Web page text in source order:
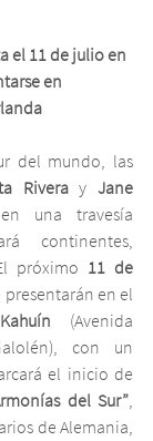
el 11 de julio en
en
del mundo, las
Rivera y Jane
una travesía
continentes,
próximo 11 de
presentarán en el
(Avenida
con un
el inicio de
del Sur”,
de Alemania,